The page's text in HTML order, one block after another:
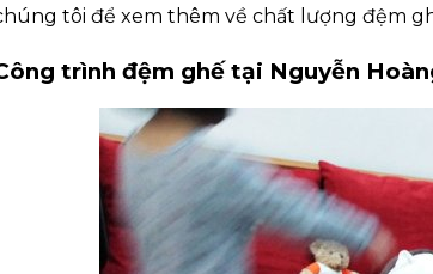
tôi để xem thêm về chất lượng đệm
trình đệm ghế tại Nguyễn